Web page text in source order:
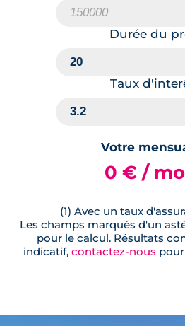
Durée du
Taux
Votre
0 € /
(1) Avec un taux
Les champs marqués d'un
pour le calcul. Résultats
indicatif, contactez-nous